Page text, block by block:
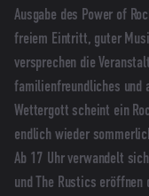
Ausgabe des Power of
freiem Eintritt, guter
versprechen die
familienfreundliches und
Wettergott scheint ein
endlich wieder
Ab 17 Uhr verwandelt
und The Rustics eröffnen